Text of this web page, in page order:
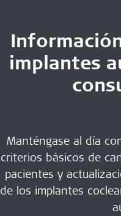
implantes
Manténgase al día
criterios básicos de
pacientes y
de los implantes